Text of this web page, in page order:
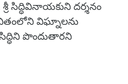
శ్రీ సిద్ధివినాయకుని దర్శనం
విఘ్నాలను
పొందుతారని